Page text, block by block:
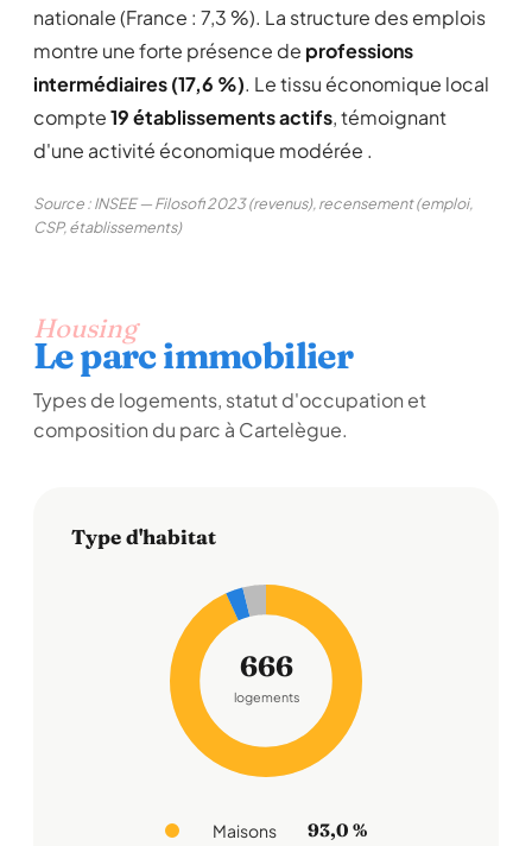
nationale (France : 7,3 %). La structure des emplois
montre une forte présence de professions
intermédiaires (17,6 %). Le tissu économique local
compte19 établissements actifs, témoignant
d'une activité économique modérée .
Source : INSEE — Filosofi 2023 (revenus), recensement (emploi,
CSP, établissements)
Housing
Le parc immobilier
Types de logements, statut d'occupation et
composition du parc à Cartelègue.
Type d'habitat
666
logements
Maisons 93,0 %